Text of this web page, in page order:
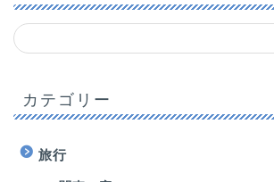
カテゴリー
旅行